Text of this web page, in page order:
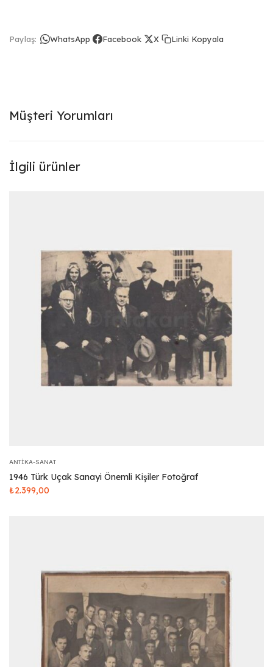
Paylaş: WhatsApp Facebook X Linki Kopyala
Müşteri Yorumları
İlgili ürünler
ANTIKA-SANAT
1946 Türk Uçak Sanayi Önemli Kişiler Fotoğraf
₺2.399,00